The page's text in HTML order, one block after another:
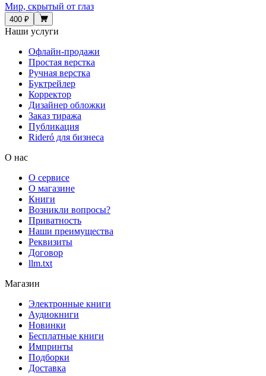
Мир, скрытый от глаз
400 ₽
Наши услуги
Офлайн-продажи
Простая верстка
Ручная верстка
Буктрейлер
Корректор
Дизайнер обложки
Заказ тиража
Публикация
Rideró для бизнеса
О нас
О сервисе
О магазине
Книги
Возникли вопросы?
Приватность
Наши преимущества
Реквизиты
Договор
llm.txt
Магазин
Электронные книги
Аудиокниги
Новинки
Бесплатные книги
Импринты
Подборки
Доставка